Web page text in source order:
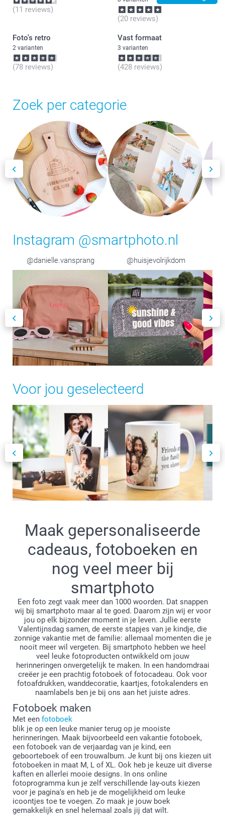
(11 reviews)
(20 reviews)
Foto's retro
2 varianten
(78 reviews)
Vast formaat
3 varianten
(428 reviews)
Zoek per categorie
Instagram @smartphoto.nl
@danielle.vansprang @huisjevolrijkdom
Voor jou geselecteerd
Maak gepersonaliseerde
cadeaus, fotoboeken en
nog veel meer bij
smartphoto
Een foto zegt vaak meer dan 1000 woorden. Dat snappen
wij bij smartphoto maar al te goed. Daarom zijn wij er voor
jou op elk bijzonder moment in je leven. Jullie eerste
Valentijnsdag samen, de eerste stapjes van je kindje, die
zonnige vakantie met de familie: allemaal momenten die je
nooit meer wil vergeten. Bij smartphoto hebben we heel
veel leuke fotoproducten ontwikkeld om jouw
herinneringen onvergetelijk te maken. In een handomdraai
creëer je een prachtig fotoboek of fotocadeau. Ook voor
fotoafdrukken, wanddecoratie, kaartjes, fotokalenders en
naamlabels ben je bij ons aan het juiste adres.
Fotoboek maken
Met een fotoboek
blik je op een leuke manier terug op je mooiste
herinneringen. Maak bijvoorbeeld een vakantie fotoboek,
een fotoboek van de verjaardag van je kind, een
geboorteboek of een trouwalbum. Je kunt bij ons kiezen uit
fotoboeken in maat M, L of XL. Ook heb je keuze uit diverse
kaften en allerlei mooie designs. In ons online
fotoprogramma kun je zelf verschillende lay-outs kiezen
voor je pagina's en heb je de mogelijkheid om leuke
icoontjes toe te voegen. Zo maak je jouw boek
gemakkelijk en snel helemaal zoals jij dat wilt.